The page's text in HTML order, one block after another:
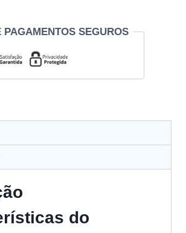
PAGAMENTOS SEGUROS
do